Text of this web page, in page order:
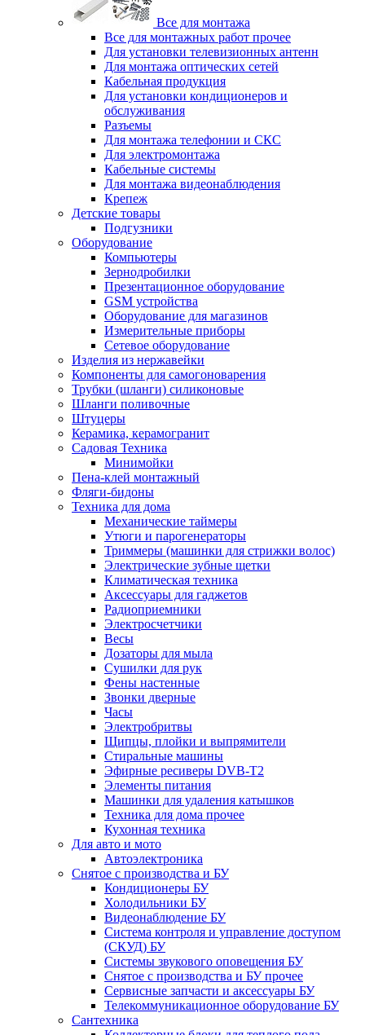
Все для монтажа
Все для монтажных работ прочее
Для установки телевизионных антенн
Для монтажа оптических сетей
Кабельная продукция
Для установки кондиционеров и
обслуживания
Разъемы
Для монтажа телефонии и СКС
Для электромонтажа
Кабельные системы
Для монтажа видеонаблюдения
Крепеж
Детские товары
Подгузники
Оборудование
Компьютеры
Зернодробилки
Презентационное оборудование
GSM устройства
Оборудование для магазинов
Измерительные приборы
Сетевое оборудование
Изделия из нержавейки
Компоненты для самогоноварения
Трубки (шланги) силиконовые
Шланги поливочные
Штуцеры
Керамика, керамогранит
Садовая Техника
Минимойки
Пена-клей монтажный
Фляги-бидоны
Техника для дома
Механические таймеры
Утюги и парогенераторы
Триммеры (машинки для стрижки волос)
Электрические зубные щетки
Климатическая техника
Аксессуары для гаджетов
Радиоприемники
Электросчетчики
Весы
Дозаторы для мыла
Сушилки для рук
Фены настенные
Звонки дверные
Часы
Электробритвы
Щипцы, плойки и выпрямители
Стиральные машины
Эфирные ресиверы DVB-T2
Элементы питания
Машинки для удаления катышков
Техника для дома прочее
Кухонная техника
Для авто и мото
Автоэлектроника
Снятое с производства и БУ
Кондиционеры БУ
Холодильники БУ
Видеонаблюдение БУ
Система контроля и управление доступом
(СКУД) БУ
Системы звукового оповещения БУ
Снятое с производства и БУ прочее
Сервисные запчасти и аксессуары БУ
Телекоммуникационное оборудование БУ
Сантехника